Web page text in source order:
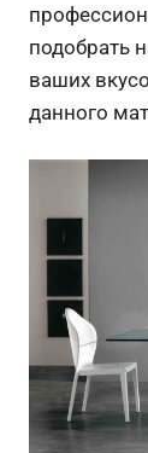
подобрать
ваших
данного